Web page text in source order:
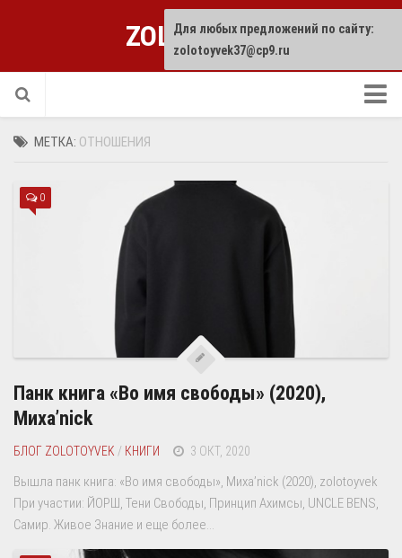
ZOLOTOYVEK
Прислать статью
МЕТКА: ОТНОШЕНИЯ
0
Панк книга «Во имя свободы» (2020),
Миха’nick
БЛОГ ZOLOTOYVEK / КНИГИ 3 ОКТ, 2020
Вышла панк книга: «Во имя свободы», Миха’nick (2020), zolotoyvek
При участии: ЙОРШ, Тени Свободы, Принцип Ахимсы, UNCLE BENS,
Самир. Живое Знание и еще более...
Для любых предложений по сайту:
zolotoyvek37@cp9.ru